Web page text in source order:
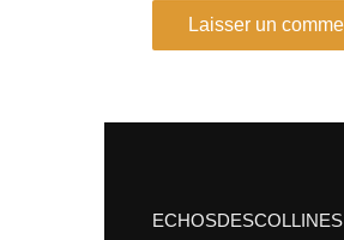
ECHOSDESCOLLINES